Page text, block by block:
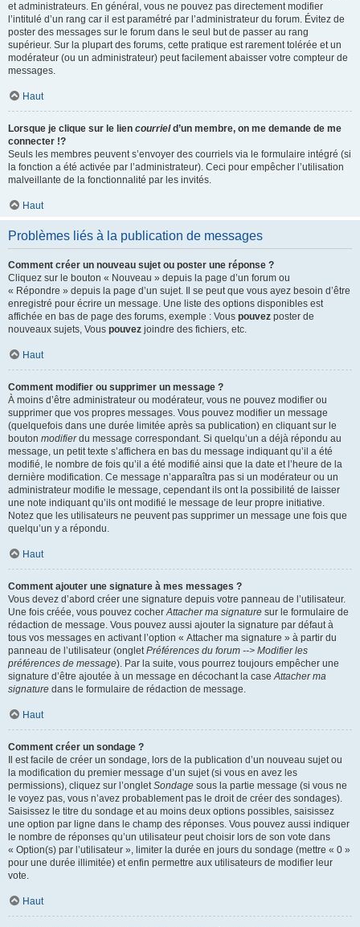
et administrateurs. En général, vous ne pouvez pas directement modifier
l’intitulé d’un rang car il est paramétré par l’administrateur du forum. Évitez de
poster des messages sur le forum dans le seul but de passer au rang
supérieur. Sur la plupart des forums, cette pratique est rarement tolérée et un
modérateur (ou un administrateur) peut facilement abaisser votre compteur de
messages.
Haut
Lorsque je clique sur le lien courrield’un membre, on me demande de me
connecter !?
Seuls les membres peuvent s’envoyer des courriels via le formulaire intégré (si
la fonction a été activée par l’administrateur). Ceci pour empêcher l’utilisation
malveillante de la fonctionnalité par les invités.
Haut
Problèmes liés à la publication de messages
Comment créer un nouveau sujet ou poster une réponse ?
Cliquez sur le bouton « Nouveau » depuis la page d’un forum ou
« Répondre » depuis la page d’un sujet. Il se peut que vous ayez besoin d’être
enregistré pour écrire un message. Une liste des options disponibles est
affichée en bas de page des forums, exemple : Vous pouvez poster de
nouveaux sujets, Vous pouvez joindre des fichiers, etc.
Haut
Comment modifier ou supprimer un message ?
À moins d’être administrateur ou modérateur, vous ne pouvez modifier ou
supprimer que vos propres messages. Vous pouvez modifier un message
(quelquefois dans une durée limitée après sa publication) en cliquant sur le
bouton modifierdu message correspondant. Si quelqu’un a déjà répondu au
message, un petit texte s’affichera en bas du message indiquant qu’il a été
modifié, le nombre de fois qu’il a été modifié ainsi que la date et l’heure de la
dernière modification. Ce message n’apparaîtra pas si un modérateur ou un
administrateur modifie le message, cependant ils ont la possibilité de laisser
une note indiquant qu’ils ont modifié le message de leur propre initiative.
Notez que les utilisateurs ne peuvent pas supprimer un message une fois que
quelqu’un y a répondu.
Haut
Comment ajouter une signature à mes messages ?
Vous devez d’abord créer une signature depuis votre panneau de l’utilisateur.
Une fois créée, vous pouvez cocherAttacher ma signature sur le formulaire de
rédaction de message. Vous pouvez aussi ajouter la signature par défaut à
tous vos messages en activant l’option « Attacher ma signature » à partir du
panneau de l’utilisateur (ongletPréférences du forum --> Modifier les
préférences de message). Par la suite, vous pourrez toujours empêcher une
signature d’être ajoutée à un message en décochant la caseAttacher ma
signature dans le formulaire de rédaction de message.
Haut
Comment créer un sondage ?
Il est facile de créer un sondage, lors de la publication d’un nouveau sujet ou
la modification du premier message d’un sujet (si vous en avez les
permissions), cliquez sur l’ongletSondage sous la partie message (si vous ne
le voyez pas, vous n’avez probablement pas le droit de créer des sondages).
Saisissez le titre du sondage et au moins deux options possibles, saisissez
une option par ligne dans le champ des réponses. Vous pouvez aussi indiquer
le nombre de réponses qu’un utilisateur peut choisir lors de son vote dans
« Option(s) par l’utilisateur », limiter la durée en jours du sondage (mettre « 0 »
pour une durée illimitée) et enfin permettre aux utilisateurs de modifier leur
vote.
Haut